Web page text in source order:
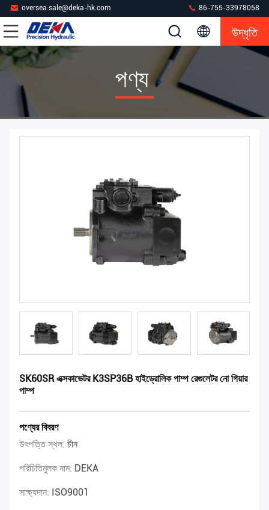
oversea.sale@deka-hk.com 86-755-33978058
উদ্ধৃতি
পণ্য
SK60SR এক্সকাভেটর K3SP36B হাইড্রোলিক পাম্প রেগুলেটর নো গিয়ার
পাম্প
পণ্যের বিবরণ
উৎপত্তি স্থল: চীন
পরিচিতিমুলক নাম: DEKA
সাক্ষ্যদান: ISO9001